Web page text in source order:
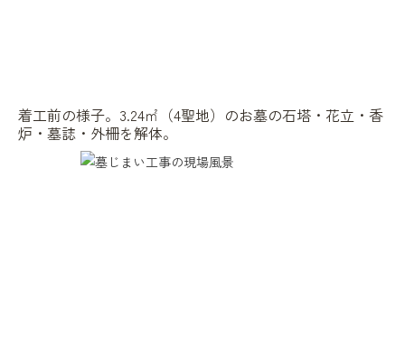
着工前の様子。3.24㎡（4聖地）のお墓の石塔・花立・香
炉・墓誌・外柵を解体。